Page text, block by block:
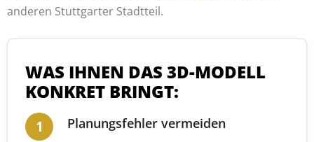
anderen Stuttgarter Stadtteil.
WAS IHNEN DAS 3D-MODELL
KONKRET BRINGT:
Planungsfehler vermeiden